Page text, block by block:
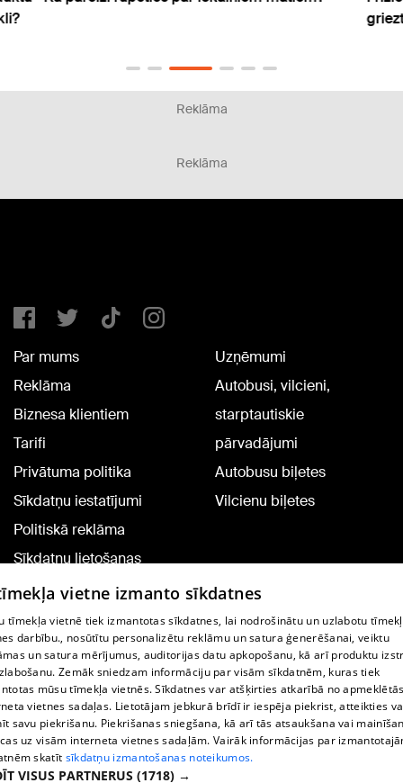
Reklāma
Reklāma
Par mums
Reklāma
Biznesa klientiem
Tarifi
Privātuma politika
Sīkdatņu iestatījumi
Politiskā reklāma
Sīkdatņu lietošanas
noteikumi
Komentāru pievienošana
Uzņēmumi
Autobusi, vilcieni,
starptautiskie
pārvadājumi
Autobusu biļetes
Vilcienu biļetes
TV programma
Līguma noteikumi
360 Ziņu kontakti
Helio Media
vietne izmanto sīkdatnes
tīmekļa vietnē tiek izmantotas sīkdatnes, lai nodrošinātu un uzlabotu
darbību., nosūtītu personalizētu reklāmu un satura ģenerēšanai, veiktu
un satura mērījumus, auditorijas datu apkopošanu, kā arī produktu
Zemāk sniedzam informāciju par visām sīkdatnēm, kuras tiek
mūsu tīmekļa vietnēs. Sīkdatnes var atšķirties atkarībā no
vietnes sadaļas. Lietotājam jebkurā brīdī ir iespēja piekrist, atteikties
savu piekrišanu. Piekrišanas sniegšana, kā arī tās atsaukšana vai
uz visām interneta vietnes sadaļām. Vairāk informācijas par
skatīt sīkdatņu izmantošanas noteikumos.
VISUS PARTNERUS (1718) →